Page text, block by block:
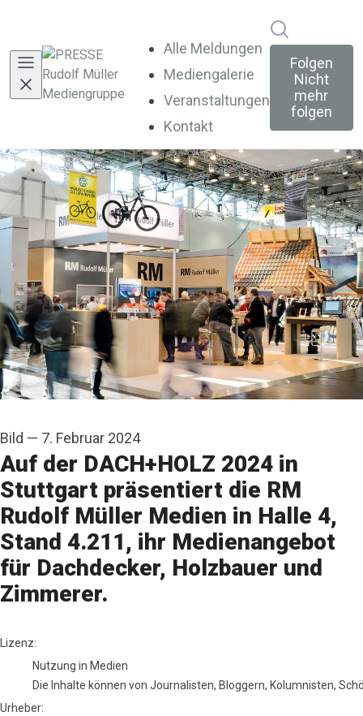
Alle Meldungen
Mediengalerie
Veranstaltungen
Kontakt
Folgen
Nicht
mehr
folgen
Bild — 7. Februar 2024
Auf der DACH+HOLZ 2024 in
Stuttgart präsentiert die RM
Rudolf Müller Medien in Halle 4,
Stand 4.211, ihr Medienangebot
für Dachdecker, Holzbauer und
Zimmerer.
Susanne Kurz
Lizenz:
Nutzung in Medien
Die Inhalte können von Journalisten, Bloggern, Kolumnisten,
Urheber: